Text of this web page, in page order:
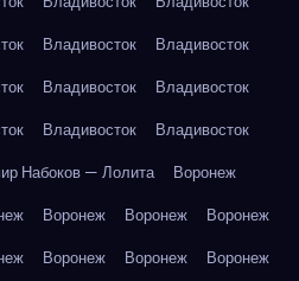
Владивосток
Владивосток
Владивосток
Владивосток
Владивосток
Владивосток
Набоков — Лолита
Воронеж
Воронеж Воронеж
Воронеж
Воронеж Воронеж
Воронеж